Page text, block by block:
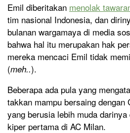
Emil diberitakan menolak
tim nasional Indonesia, dan
bulanan wargamaya di media
bahwa hal itu merupakan hak
mereka mencaci Emil tidak
(meh..).
Beberapa ada pula yang
takkan mampu bersaing dengan
yang berusia lebih muda
kiper pertama di AC Milan.